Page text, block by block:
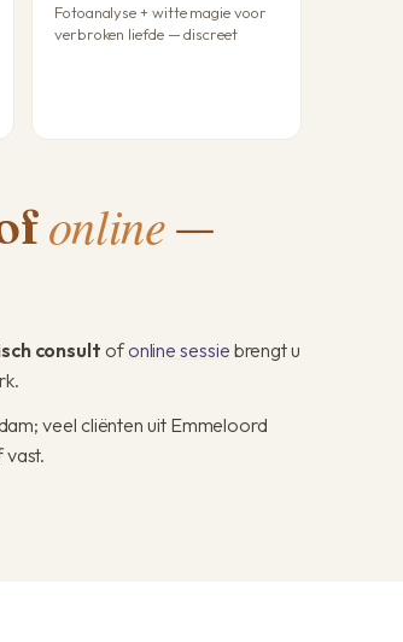
Fotoanalyse + witte magie voor
verbroken liefde — discreet
online—
consult of online sessie brengt u
veel cliënten uit Emmeloord